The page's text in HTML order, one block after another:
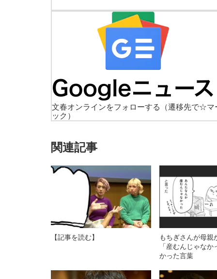
文春オンラインをフォローする
（遷移先で☆マ
ック）
関連記事
【記事を読む】
もちぎさんが母親
「産むんじゃな
かった言葉